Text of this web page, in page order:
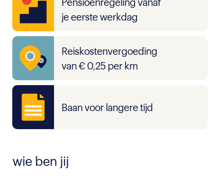
je eerste werkdag
Reiskostenvergoeding
van € 0,25 per km
Baan voor langere tijd
wie ben jij